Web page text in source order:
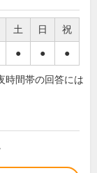
土 日 祝
● ● ●
時間帯の回答には